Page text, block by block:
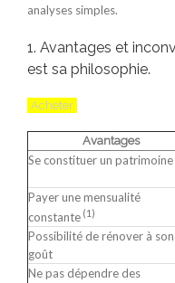
analyses simples.
1. Avantages et
est sa philosophie.
Acheter
Avantages
Se constituer un patrimoine
Payer une mensualité
constante (1)
Possibilité de rénover à son
goût
Ne pas dépendre des